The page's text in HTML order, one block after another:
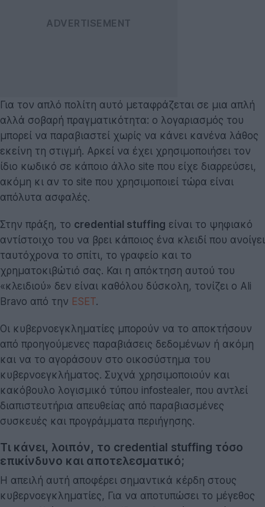
Για τον απλό πολίτη αυτό μεταφράζεται σε μια απλή
αλλά σοβαρή πραγματικότητα: ο λογαριασμός του
μπορεί να παραβιαστεί χωρίς να κάνει κανένα λάθος
εκείνη τη στιγμή. Αρκεί να έχει χρησιμοποιήσει τον
ίδιο κωδικό σε κάποιο άλλο site που είχε διαρρεύσει,
ακόμη κι αν το site που χρησιμοποιεί τώρα είναι
απόλυτα ασφαλές.
Στην πράξη, το credential stuffing είναι το ψηφιακό
αντίστοιχο του να βρει κάποιος ένα κλειδί που ανοίγει
ταυτόχρονα το σπίτι, το γραφείο και το
χρηματοκιβώτιό σας. Και η απόκτηση αυτού του
«κλειδιού» δεν είναι καθόλου δύσκολη, τονίζει ο Ali
Bravo από την ESET.
Οι κυβερνοεγκληματίες μπορούν να το αποκτήσουν
από προηγούμενες παραβιάσεις δεδομένων ή ακόμη
και να το αγοράσουν στο οικοσύστημα του
κυβερνοεγκλήματος. Συχνά χρησιμοποιούν και
κακόβουλο λογισμικό τύπου infostealer, που αντλεί
διαπιστευτήρια απευθείας από παραβιασμένες
συσκευές και προγράμματα περιήγησης.
Τι κάνει, λοιπόν, το credential stuffing τόσο
επικίνδυνο και αποτελεσματικό;
Η απειλή αυτή αποφέρει σημαντικά κέρδη στους
κυβερνοεγκληματίες, Για να αποτυπώσει το μέγεθος